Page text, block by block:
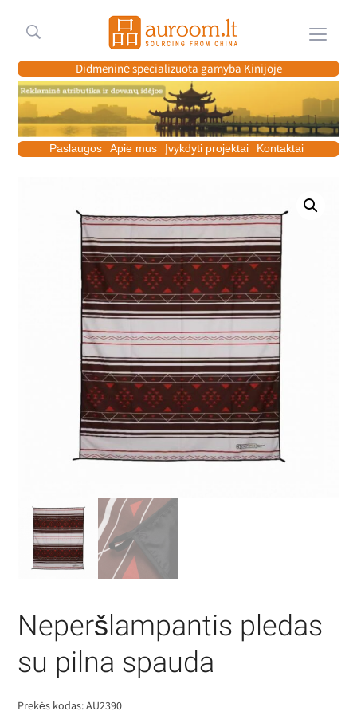
Meniu
Didmeninė specializuota gamyba Kinijoje
Paslaugos Apie mus Įvykdyti projektai Kontaktai
Neperšlampantis pledas
su pilna spauda
Prekės kodas:AU2390